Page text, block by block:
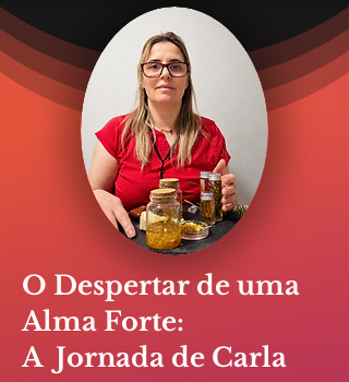
O Despertar de uma
Alma Forte:
A Jornada de Carla